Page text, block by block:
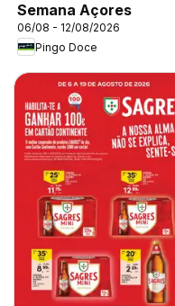
Semana Açores
06/08 - 12/08/2026
Pingo Doce